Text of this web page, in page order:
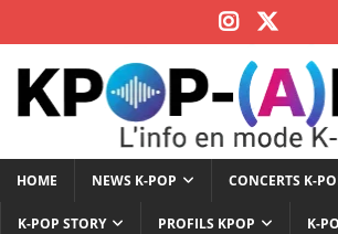
HOME NEWS K-POP CONCERTS K-
K-POP STORY PROFILS KPOP K-